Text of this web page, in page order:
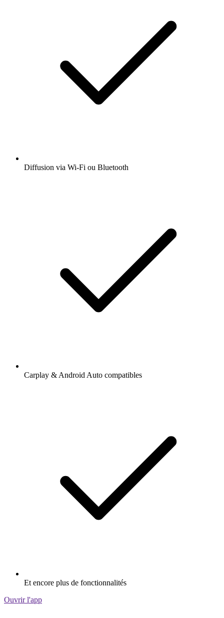
Diffusion via Wi-Fi ou Bluetooth
Carplay & Android Auto compatibles
Et encore plus de fonctionnalités
Ouvrir l'app